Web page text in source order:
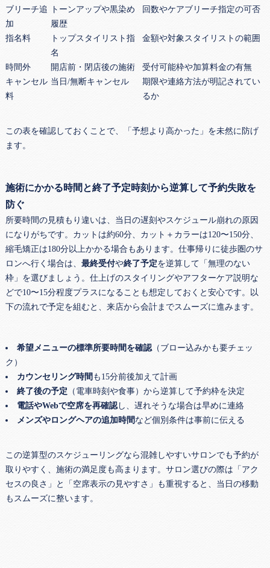
ブリーチ追
加
トーンアップや黒染め
履歴
回数やケアブリーチ指定の可否
指名料
トップスタイリスト指
名
金額や対象スタイリストの範囲
時間外 開店前・閉店後の施術
受付可能枠や加算料金の有無
キャンセル
料
当日/無断キャンセル
期限や連絡方法が明記されてい
るか
この表を確認しておくことで、「予想より高かった」を未然に防げ
ます。
施術にかかる時間と終了予定時刻から逆算して予約失敗を
防ぐ
所要時間の見積もり違いは、当日の遅刻やスケジュール崩れの原因
になりがちです。カットは約60分、カット＋カラーは120〜150分、
縮毛矯正は180分以上かかる場合もあります。仕事帰りに徒歩圏のサ
ロンへ行く場合は、 最終受付や終了予定を逆算して「無理のない
枠」を選びましょう。仕上げのスタイリングやアフターケア説明な
どで10〜15分程度プラスになることも想定しておくと安心です。以
下の流れで予定を組むと、来店から会計までスムーズに進みます。
希望メニューの標準所要時間を確認（ブロー込みかも要チェッ
ク）
カウンセリング時間 も15分前後加えて計画
終了後の予定 （電車時刻や食事）から逆算して予約枠を決定
電話やWebで空席を再確認し、遅れそうな場合は早めに連絡
メンズやロングヘアの追加時間 など個別条件は事前に伝える
この逆算型のスケジューリングなら混雑しやすいサロンでも予約が
取りやすく、施術の満足度も高まります。サロン選びの際は「アク
セスの良さ」と「空席表示の見やすさ」も重視すると、当日の移動
もスムーズに整います。